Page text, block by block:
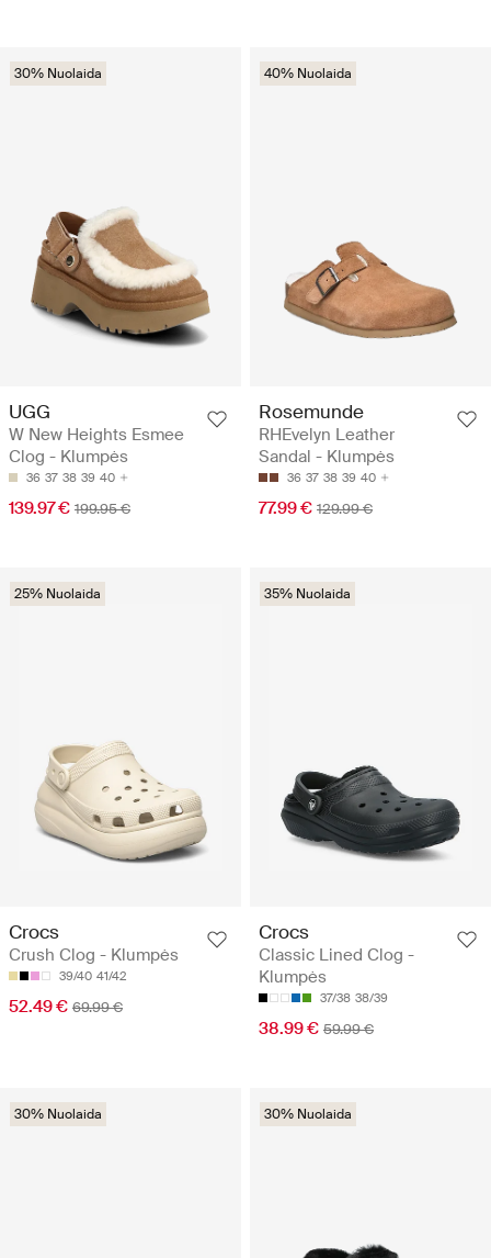
30% Nuolaida
UGG
W New Heights Esmee
Clog - Klumpės
36 37 38 39 40
139.97 € 199.95 €
40% Nuolaida
Rosemunde
RHEvelyn Leather
Sandal - Klumpės
36 37 38 39 40
77.99 € 129.99 €
25% Nuolaida
Crocs
Crush Clog - Klumpės
39/40 41/42
52.49 € 69.99 €
35% Nuolaida
Crocs
Classic Lined Clog -
Klumpės
37/38 38/39
38.99 € 59.99 €
30% Nuolaida 30% Nuolaida